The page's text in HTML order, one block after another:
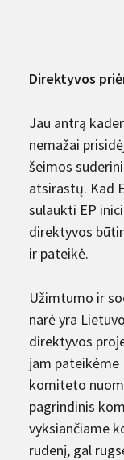
Direktyvos
Jau antrą
nemažai
šeimos
atsirastų. Kad
sulaukti EP
direktyvos
ir pateikė.
Užimtumo ir
narė yra
direktyvos
jam pateikėme
komiteto
pagrindinis
vyksiančiame
rudenį, gal